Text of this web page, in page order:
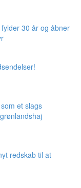
30 år og åbner
et slags
redskab til at